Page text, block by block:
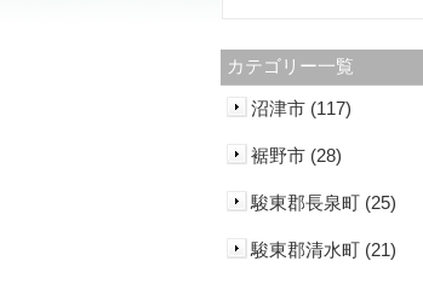
カテゴリー一覧
沼津市 (117)
裾野市 (28)
駿東郡長泉町 (25)
駿東郡清水町 (21)